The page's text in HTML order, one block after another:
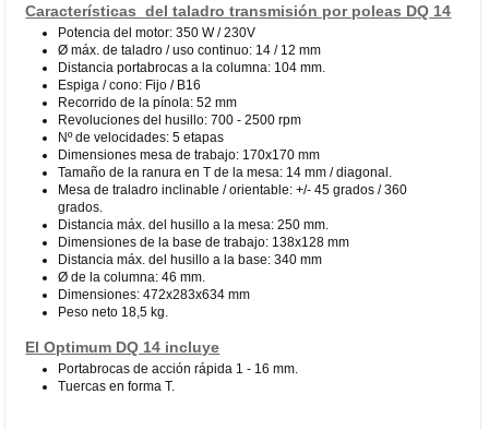
Características del taladro transmisión por poleas DQ 14
Potencia del motor: 350 W / 230V
Ø máx. de taladro / uso continuo: 14 / 12 mm
Distancia portabrocas a la columna: 104 mm.
Espiga / cono: Fijo / B16
Recorrido de la pínola: 52 mm
Revoluciones del husillo: 700 - 2500 rpm
Nº de velocidades: 5 etapas
Dimensiones mesa de trabajo: 170x170 mm
Tamaño de la ranura en T de la mesa: 14 mm / diagonal.
Mesa de traladro inclinable / orientable: +/- 45 grados / 360
grados.
Distancia máx. del husillo a la mesa: 250 mm.
Dimensiones de la base de trabajo: 138x128 mm
Distancia máx. del husillo a la base: 340 mm
Ø de la columna: 46 mm.
Dimensiones: 472x283x634 mm
Peso neto 18,5 kg.
El Optimum DQ 14 incluye
Portabrocas de acción rápida 1 - 16 mm.
Tuercas en forma T.